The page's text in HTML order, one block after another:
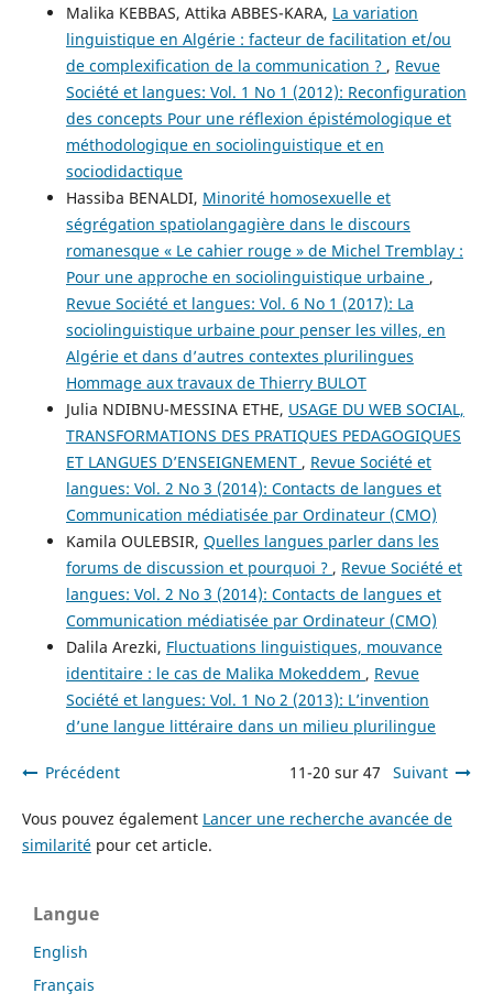
Malika KEBBAS, Attika ABBES-KARA, La variation
linguistique en Algérie : facteur de facilitation et/ou
de complexification de la communication ? , Revue
Société et langues: Vol. 1 No 1 (2012): Reconfiguration
des concepts Pour une réflexion épistémologique et
méthodologique en sociolinguistique et en
sociodidactique
Hassiba BENALDI, Minorité homosexuelle et
ségrégation spatiolangagière dans le discours
romanesque « Le cahier rouge » de Michel Tremblay :
Pour une approche en sociolinguistique urbaine ,
Revue Société et langues: Vol. 6 No 1 (2017): La
sociolinguistique urbaine pour penser les villes, en
Algérie et dans d’autres contextes plurilingues
Hommage aux travaux de Thierry BULOT
Julia NDIBNU-MESSINA ETHE, USAGE DU WEB SOCIAL,
TRANSFORMATIONS DES PRATIQUES PEDAGOGIQUES
ET LANGUES D’ENSEIGNEMENT , Revue Société et
langues: Vol. 2 No 3 (2014): Contacts de langues et
Communication médiatisée par Ordinateur (CMO)
Kamila OULEBSIR, Quelles langues parler dans les
forums de discussion et pourquoi ? , Revue Société et
langues: Vol. 2 No 3 (2014): Contacts de langues et
Communication médiatisée par Ordinateur (CMO)
Dalila Arezki, Fluctuations linguistiques, mouvance
identitaire : le cas de Malika Mokeddem , Revue
Société et langues: Vol. 1 No 2 (2013): L’invention
d’une langue littéraire dans un milieu plurilingue
Précédent 11-20 sur 47 Suivant
Vous pouvez également Lancer une recherche avancée de
similaritépour cet article.
Langue
English
Français